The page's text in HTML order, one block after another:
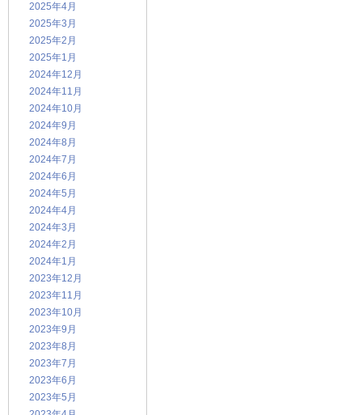
2025年4月
2025年3月
2025年2月
2025年1月
2024年12月
2024年11月
2024年10月
2024年9月
2024年8月
2024年7月
2024年6月
2024年5月
2024年4月
2024年3月
2024年2月
2024年1月
2023年12月
2023年11月
2023年10月
2023年9月
2023年8月
2023年7月
2023年6月
2023年5月